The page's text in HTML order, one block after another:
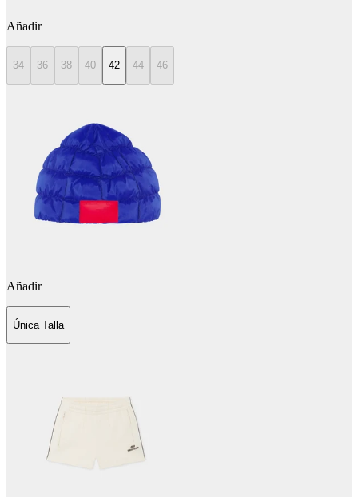
Añadir
34 36 38 40 42 44 46
Añadir
Única Talla